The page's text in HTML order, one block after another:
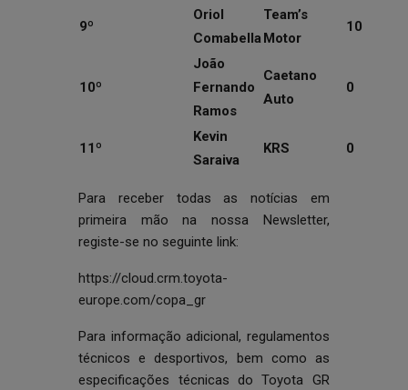
9º
Oriol
Comabella
Team’s
Motor
10
10º
João
Fernando
Ramos
Caetano
Auto
0
11º
Kevin
Saraiva
KRS 0
Para receber todas as notícias em
primeira mão na nossa Newsletter,
registe-se no seguinte link:
https://cloud.crm.toyota-
europe.com/copa_gr
Para informação adicional, regulamentos
técnicos e desportivos, bem como as
especificações técnicas do Toyota GR